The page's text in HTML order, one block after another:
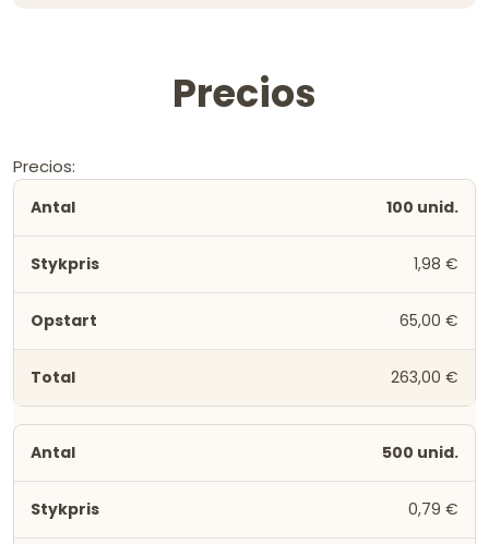
Precios
Precios:
100 unid.
1,98 €
65,00 €
263,00 €
500 unid.
0,79 €